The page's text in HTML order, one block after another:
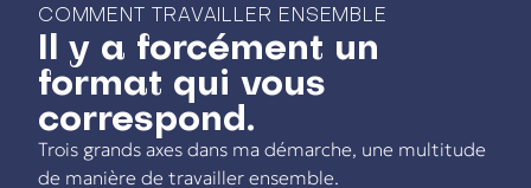
COMMENT TRAVAILLER ENSEMBLE
Il y a forcément un
format qui vous
correspond.
Trois grands axes dans ma démarche, une multitude
de manière de travailler ensemble.